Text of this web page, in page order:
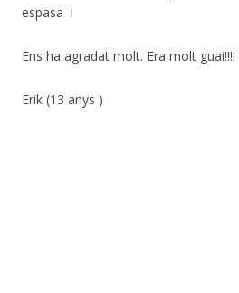
espasa i
Ens ha agradat molt. Era molt guai!!!!
Erik (13 anys )